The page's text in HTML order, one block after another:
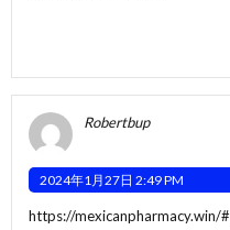
Robertbup
2024年1月27日 2:49 PM
https://mexicanpharmacy.win/#